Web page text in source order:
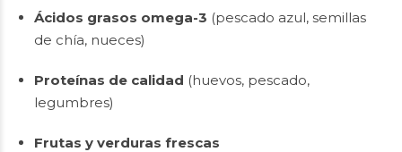
Ácidos grasos omega-3 (pescado azul, semillas
de chía, nueces)
Proteínas de calidad (huevos, pescado,
legumbres)
Frutas y verduras frescas